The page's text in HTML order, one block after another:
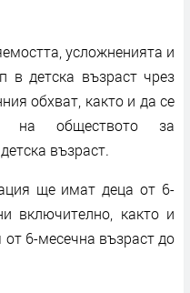
усложненията и
в детска възраст чрез
обхват, както и да се
на обществото за
възраст.
ще имат деца от 6-
включително, както и
6-месечна възраст до